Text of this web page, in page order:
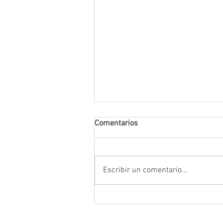
Comentarios
Escribir un comentario...